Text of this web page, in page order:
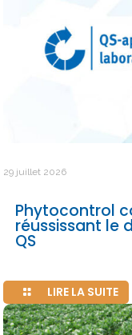
29 juillet 2026
Phytocontrol
réussissant le
QS
LIRE LA SUITE